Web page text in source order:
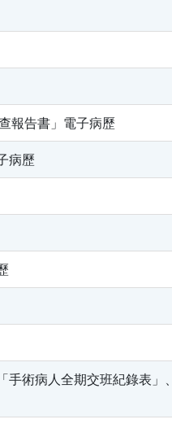
報告書」電子病歷
病歷
術病人全期交班紀錄表」、